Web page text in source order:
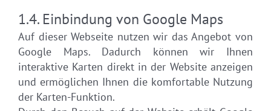
1.4. Einbindung von Google Maps
Auf dieser Webseite nutzen wir das Angebot von
Google Maps. Dadurch können wir Ihnen
interaktive Karten direkt in der Website anzeigen
und ermöglichen Ihnen die komfortable Nutzung
der Karten-Funktion.